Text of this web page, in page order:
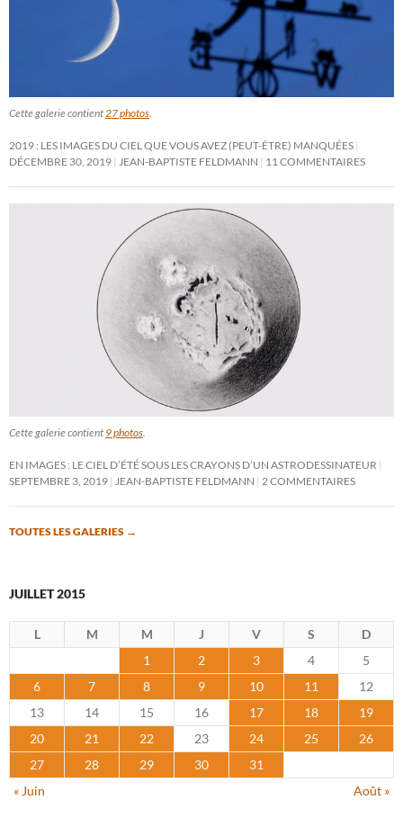
Cette galerie contient27 photos.
2019 : LES IMAGES DU CIEL QUE VOUS AVEZ (PEUT-ÊTRE) MANQUÉES
DÉCEMBRE 30, 2019 JEAN-BAPTISTE FELDMANN 11 COMMENTAIRES
Cette galerie contient 9 photos.
EN IMAGES : LE CIEL D’ÉTÉ SOUS LES CRAYONS D’UN ASTRODESSINATEUR
SEPTEMBRE 3, 2019 JEAN-BAPTISTE FELDMANN 2 COMMENTAIRES
TOUTES LES GALERIES →
JUILLET 2015
L M M J V S
D
1
2 3 4
5
6
7 8 9 10 11
12
13
14 15 16 17 18
19
20
21 22 23 24 25
26
27
28 29 30
31
« Juin
Août »